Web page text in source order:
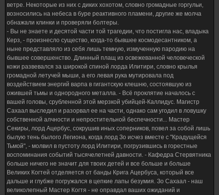
ветре. Некоторые из них с диких хохотом, словно громадные горгульи,
возносились на небеса в буре реактивного пламени, другие же молча
обнажали клинки и проверяли болтеры.
- Вы не знаете и десятой части той трагедии, что постигла нас, владыка
Керз, - произнесло существо, когда-то бывшее космодесантником, а
ныне представляло из себя лишь темную, измученную пародию на
бывшее совершенство. Длинный плащ из освежеванной человеческой
кожи развевался за широкой спиной лорда Илитири, словно крылья
громадной летучей мыши, а его левая рука мутировала под
воздействием энергий варпа в гигантскую клешню, состоявшую из
ожившей тьмы и однородного металла. - Всё проклятие началось с
вашей головы, срубленной этой мерзкой убийцей-Каллидус. Магистр
Сахаал выследил и разорвал ее на части, однако сам угодил в ловушку
собственной алчности и непростительной беспечности... Мастер
Секиры, лорд Ацербус, сокрушив иных соперников, повел за собой лишь
былую тень былого Легиона, когда лорд Зо исчез вместе с "Крадущейся
Тьмой", - молвил в пустоту лорд Илитири, погрузившись в горестные
воспоминания событий тысячелетней давности. - Кафедра Стервятника
больше ничего не значит для твоих детей и все больше и больше
Великих Когтей отделяется от банды Крига Ацербуса, который все
дальше и глубже погружался в цепкие лапы безумия. Зо Сахаал - наш
великолепный Мастер Когтя - не оправдал ваших ожиданий и